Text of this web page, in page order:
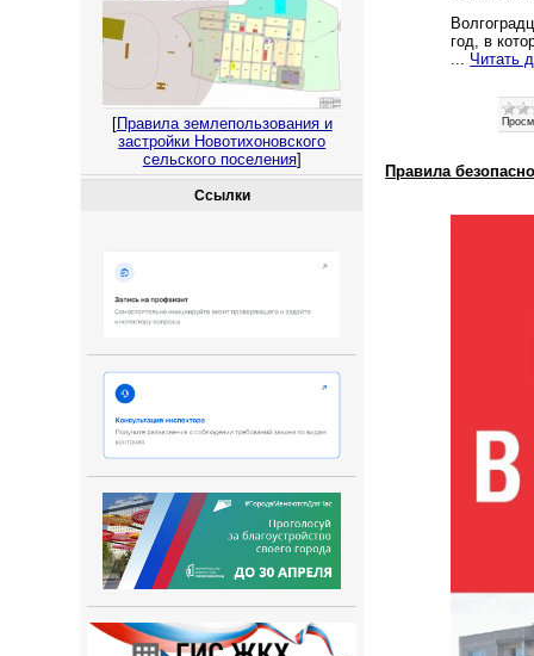
[Правила землепользования и
застройки Новотихоновского
сельского поселения]
Ссылки
год, в
... Читать
Правила